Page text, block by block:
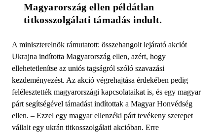
Magyarország ellen példátlan
titkosszolgálati támadás indult.
A miniszterelnök rámutatott: összehangolt lejárató akciót
Ukrajna indította Magyarország ellen, azért, hogy
ellehetetlenítse az uniós tagságról szóló szavazási
kezdeményezést. Az akció végrehajtása érdekében pedig
felélesztették magyarországi kapcsolataikat is, és egy magyar
párt segítségével támadást indítottak a Magyar Honvédség
ellen. – Ezzel egy magyar ellenzéki párt tevékeny szerepet
vállalt egy ukrán titkosszolgálati akcióban. Erre